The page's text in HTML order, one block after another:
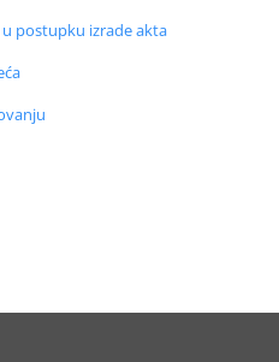
postupku izrade akta